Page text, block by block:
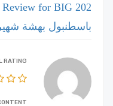
باسطنبول بهشة شهير
RATING: